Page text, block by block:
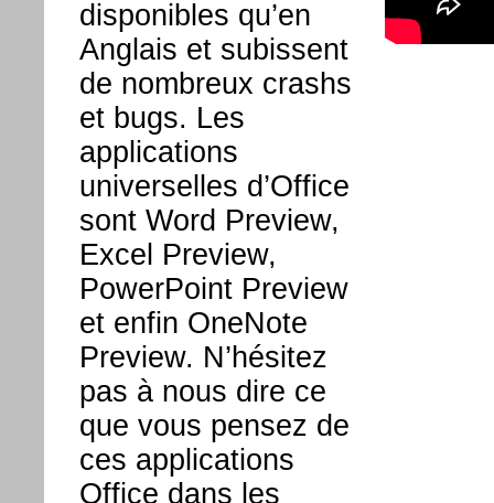
disponibles qu’en
Anglais et subissent
de nombreux crashs
et bugs. Les
applications
universelles d’Office
sont Word Preview,
Excel Preview,
PowerPoint Preview
et enfin OneNote
Preview. N’hésitez
pas à nous dire ce
que vous pensez de
ces applications
Office dans les